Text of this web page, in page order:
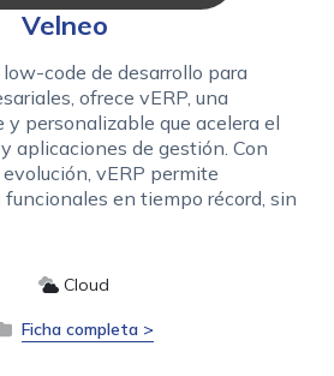
Velneo
code de desarrollo para
ofrece vERP, una
personalizable que acelera el
aplicaciones de gestión. Con
vERP permite
en tiempo récord, sin
Cloud
Ficha completa >